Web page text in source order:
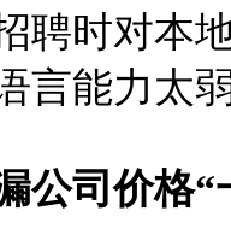
聘时对本
言能力太
公司价格“